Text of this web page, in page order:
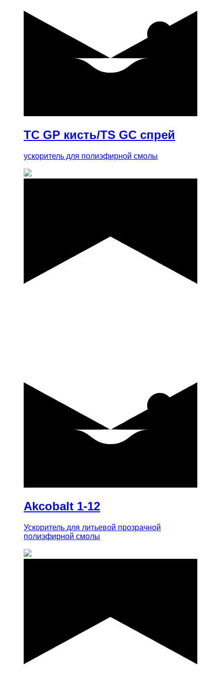
TC GP кисть/TS GC спрей
ускоритель для полиэфирной смолы
Akcobalt 1-12
Ускоритель для литьевой прозрачной
полиэфирной смолы